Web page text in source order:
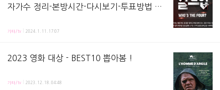
자가수 정리-본방시간-다시보기-투표방법 링
Mnet tvN 보컬보이그룹서바이벌 단어뜻, 참가자 정리, 다시보기, 투표 링크 등 정리하는 포스
기타/tv 2024. 1. 11. 17:07
2023 영화 대상 - BEST10 뽑아봄 !
기타/tv 2023. 12. 18. 04:48